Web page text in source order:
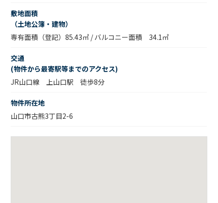
敷地面積
（土地公簿・建物）
専有面積（登記）85.43㎡ / バルコニー面積 34.1㎡
交通
(物件から最寄駅等までのアクセス)
JR山口線 上山口駅 徒歩8分
物件所在地
山口市古熊3丁目2-6